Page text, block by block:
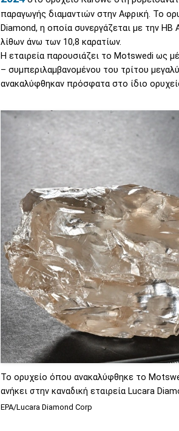
παραγωγής διαμαντιών στην Αφρική. Το
Diamond, η οποία συνεργάζεται με την HB
λίθων άνω των 10,8 καρατίων.
Η εταιρεία παρουσιάζει το Motswedi ως
– συμπεριλαμβανομένου του τρίτου
ανακαλύφθηκαν πρόσφατα στο ίδιο
Το ορυχείο όπου ανακαλύφθηκε το
ανήκει στην καναδική εταιρεία Lucara
EPA/Lucara Diamond Corp